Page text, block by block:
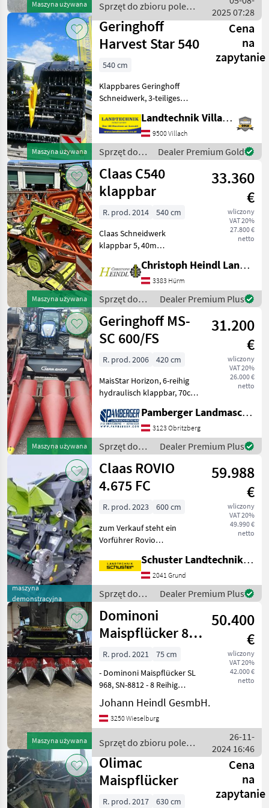
Maszyna używana
möglich! Składanie hyd
Sprzęt do zbioru pole
uprawne / Geringhoff
2025 07:28
Maszyna używana
Geringhoff
Harvest Star 540
Cena
na
zapytanie
540 cm
Klappbares Geringhoff
Schneidwerk, 3-teiliges
Harvest Star, 5, 4 m
Arbeitsbreite, Farbe
Schwarz-Gelb,
hydraulischer
Haspelantrieb mit
Anbauteile
Landtechnik Villach GmbH
9500 Villach
Sprzęt do
zbioru pole
uprawne /
Geringhoff
Dealer Premium Gold
Maszyna używana
Claas C540
klappbar
33.360
€
wliczony
VAT 20%
27.800 €
netto
R. prod. 2014
540 cm
Claas Schneidwerk
klappbar 5, 40m
Passend zu Claas Trion
Evion Avero Tucano Lexion
ab Serie 500 Halmteiler kurz
Spezial klappbar
Ährenheber R
Christoph Heindl Landtechnik GmbH, Inning
3383 Hürm
Sprzęt do
zbioru pole
uprawne /
Claas
Dealer Premium Plus
Maszyna używana
Geringhoff MS-
SC 600/FS
31.200
€
wliczony
VAT 20%
26.000 €
netto
R. prod. 2006
420 cm
MaisStar Horizon, 6-reihig
hydraulisch klappbar, 70cm
Horizontalhäcksler,
Unterflurhäcksler Heder/
przystawka (typ): Zbieracz
do kukurydzy, Składanie h
Pamberger Landmaschinentechnik GmbH
3123 Obritzberg
Sprzęt do
zbioru pole
uprawne /
Geringhoff
Dealer Premium Plus
maszyna
demonstracyjna
Claas ROVIO
4.675 FC
59.988
€
wliczony
VAT 20%
49.990 €
netto
R. prod. 2023
600 cm
zum Verkauf steht ein
Vorführer Rovio
80 ha Standort Grund 160 -
Maispflücker klappbar – 6
Reihen, 75 cm Reihenweite -
Vorsatzgerät
Schuster Landtechnik Grund
2041 Grund
Sprzęt do
zbioru pole
uprawne /
Claas
Dealer Premium Plus
Maszyna używana
Dominoni
Maispflücker 8
Reihig
50.400
€
wliczony
VAT 20%
42.000 €
netto
R. prod. 2021
75 cm
- Dominoni Maispflücker SL
968, SN-8812 - 8 Reihig
klappbar - mit
Unterbauhäcksler -
Reihenabstand 75 cm -
Top Zustand, sofort Eins
Johann Heindl GesmbH.
3250 Wieselburg
Sprzęt do zbioru pole
uprawne / Dominoni
26-11-
2024 16:46
Olimac
Maispflücker
Cena
na
zapytanie
R. prod. 2017
630 cm